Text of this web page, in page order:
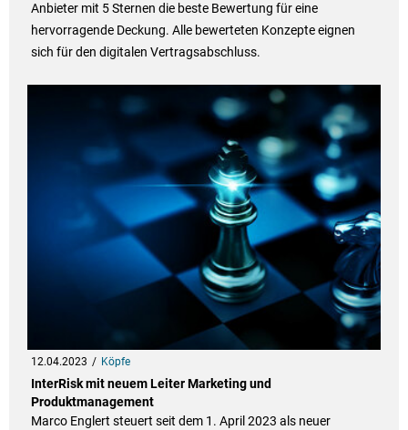
Anbieter mit 5 Sternen die beste Bewertung für eine
hervorragende Deckung. Alle bewerteten Konzepte eignen
sich für den digitalen Vertragsabschluss.
12.04.2023 Köpfe
InterRisk mit neuem Leiter Marketing und
Produktmanagement
Marco Englert steuert seit dem 1. April 2023 als neuer